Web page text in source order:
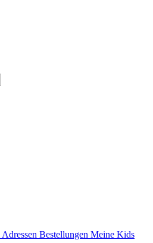
Adressen Bestellungen Meine Kids